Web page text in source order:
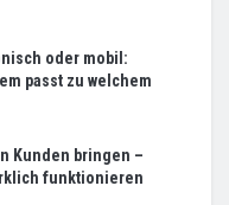
oder mobil:
passt zu welchem
Kunden bringen –
funktionieren